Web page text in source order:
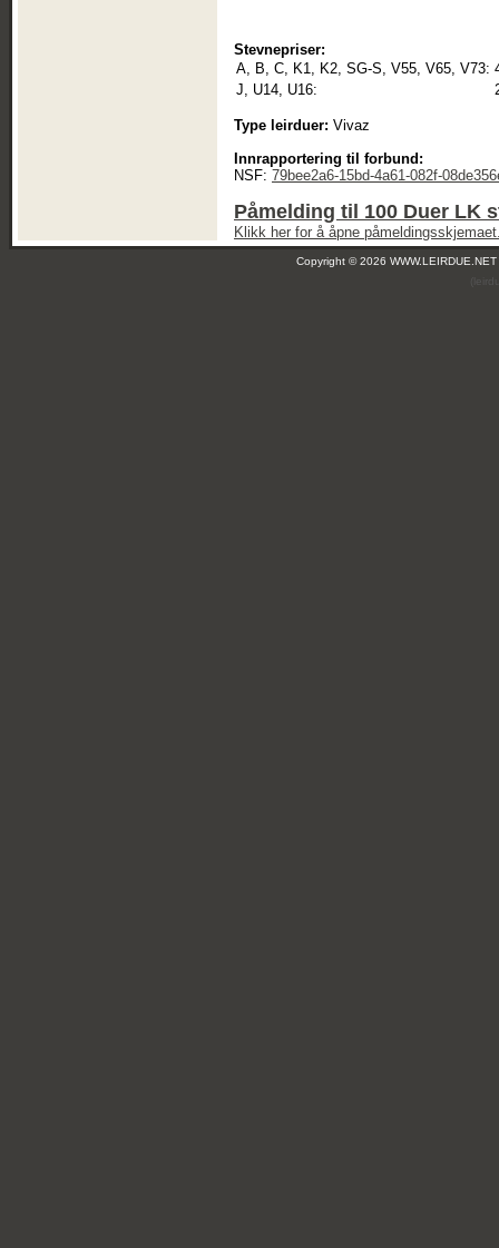
Stevnepriser:
A, B, C, K1, K2, SG-S, V55, V65, V73:
J, U14, U16:
Type leirduer: Vivaz
Innrapportering til forbund:
NSF: 79bee2a6-15bd-4a61-082f-
Påmelding til 100 Duer LK
Klikk her for å åpne
Copyright © 2026